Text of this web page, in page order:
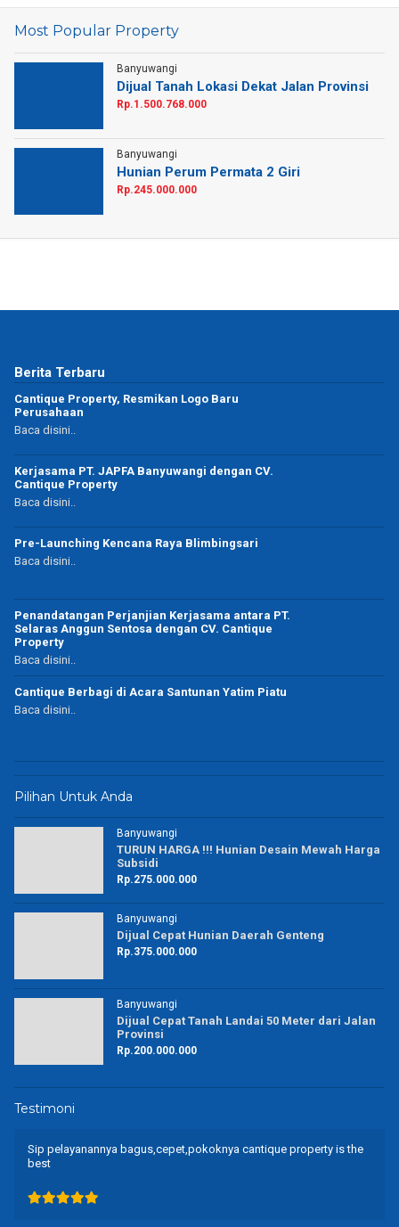
Most Popular Property
Banyuwangi
Dijual Tanah Lokasi Dekat Jalan Provinsi
Rp.1.500.768.000
Banyuwangi
Hunian Perum Permata 2 Giri
Rp.245.000.000
Berita Terbaru
Cantique Property, Resmikan Logo Baru
Perusahaan
Baca disini..
Kerjasama PT. JAPFA Banyuwangi dengan CV.
Cantique Property
Baca disini..
Pre-Launching Kencana Raya Blimbingsari
Baca disini..
Penandatangan Perjanjian Kerjasama antara PT.
Selaras Anggun Sentosa dengan CV. Cantique
Property
Baca disini..
Cantique Berbagi di Acara Santunan Yatim Piatu
Baca disini..
Pilihan Untuk Anda
Banyuwangi
TURUN HARGA !!! Hunian Desain Mewah Harga
Subsidi
Rp.275.000.000
Banyuwangi
Dijual Cepat Hunian Daerah Genteng
Rp.375.000.000
Banyuwangi
Dijual Cepat Tanah Landai 50 Meter dari Jalan
Provinsi
Rp.200.000.000
Testimoni
Sip pelayanannya bagus,cepet,pokoknya cantique property is the
best